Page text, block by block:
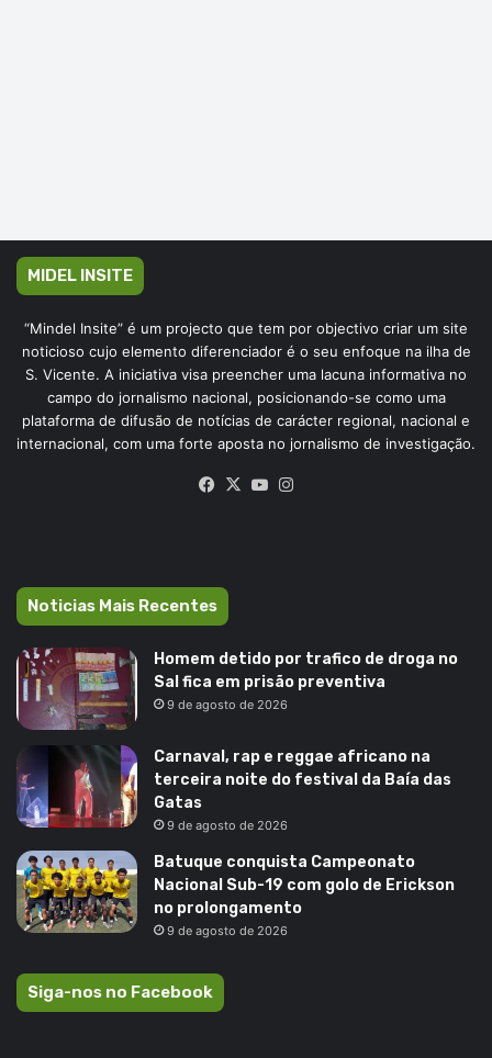
MIDEL INSITE
“Mindel Insite” é um projecto que tem por objectivo criar um site
noticioso cujo elemento diferenciador é o seu enfoque na ilha de
S. Vicente. A iniciativa visa preencher uma lacuna informativa no
campo do jornalismo nacional, posicionando-se como uma
plataforma de difusão de notícias de carácter regional, nacional e
internacional, com uma forte aposta no jornalismo de investigação.
Facebook
X YouTube
Noticias Mais Recentes
Homem detido por trafico de droga no
Sal fica em prisão preventiva
9 de agosto de 2026
Carnaval, rap e reggae africano na
terceira noite do festival da Baía das
Gatas
9 de agosto de 2026
Batuque conquista Campeonato
Nacional Sub-19 com golo de Erickson
no prolongamento
9 de agosto de 2026
Siga-nos no Facebook